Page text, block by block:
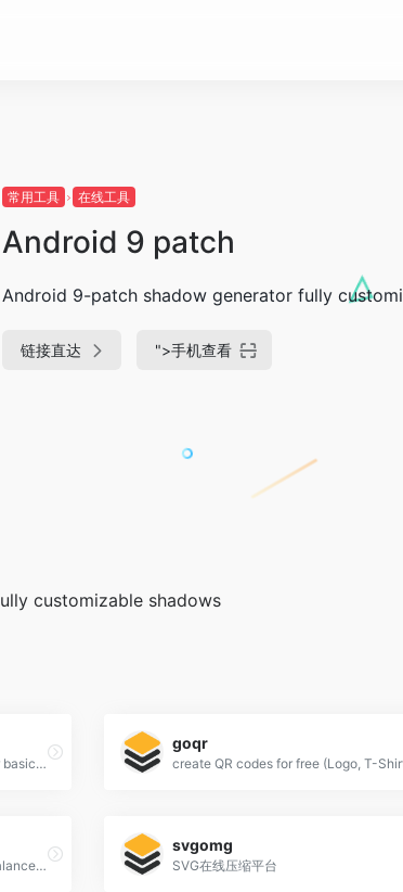
常用工具 在线工具
Android 9 patch
Android 9-patch shadow generator fully
链接直达 ">手机查看
customizable shadows
simple online GIF maker and toolset for basic animated GIF editing.
goqr
Optimize your images with a perfect balance in quality and file size.
svgomg
SVG在线压缩平台